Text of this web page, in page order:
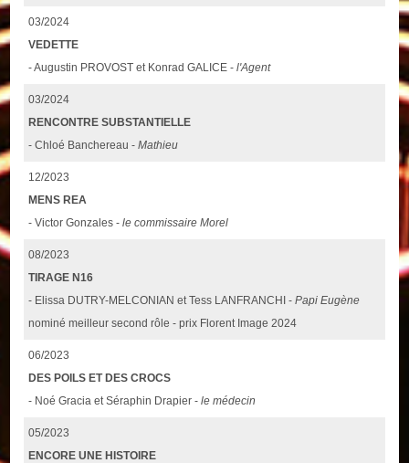
03/2024
VEDETTE
- Augustin PROVOST et Konrad GALICE -l'Agent
03/2024
RENCONTRE SUBSTANTIELLE
- Chloé Banchereau -Mathieu
12/2023
MENS REA
- Victor Gonzales -le commissaire Morel
08/2023
TIRAGE N16
- Elissa DUTRY-MELCONIAN et Tess LANFRANCHI -Papi Eugène
nominé meilleur second rôle - prix Florent Image 2024
06/2023
DES POILS ET DES CROCS
- Noé Gracia et Séraphin Drapier -le médecin
05/2023
ENCORE UNE HISTOIRE